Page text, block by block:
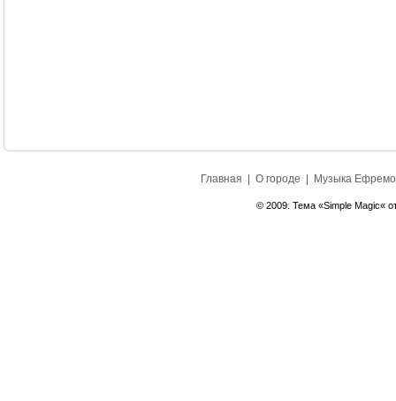
Главная О городе Музыка
© 2009. Тема «Simple Magic«